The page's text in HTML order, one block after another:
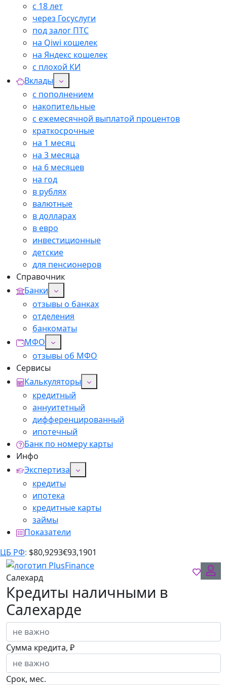
с 18 лет
через Госуслуги
под залог ПТС
на Qiwi кошелек
на Яндекс кошелек
с плохой КИ
Вклады
с пополнением
накопительные
с ежемесячной выплатой процентов
краткосрочные
на 1 месяц
на 3 месяца
на 6 месяцев
на год
в рублях
валютные
в долларах
в евро
инвестиционные
детские
для пенсионеров
Справочник
Банки
отзывы о банках
отделения
банкоматы
МФО
отзывы об МФО
Сервисы
Калькуляторы
кредитный
аннуитетный
дифференцированный
ипотечный
Банк по номеру карты
Инфо
Экспертиза
кредиты
ипотека
кредитные карты
займы
Показатели
ЦБ РФ: $80,9293€93,1901
Салехард
Кредиты наличными в
Салехарде
Сумма кредита, ₽
Срок, мес.